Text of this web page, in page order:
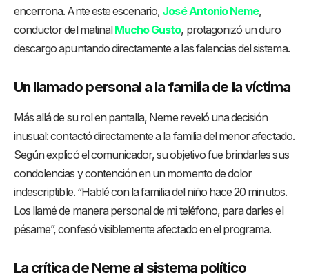
encerrona. Ante este escenario, José Antonio Neme,
conductor del matinalMucho Gusto, protagonizó un duro
descargo apuntando directamente a las falencias del sistema.
Un llamado personal a la familia de la víctima
Más allá de su rol en pantalla, Neme reveló una decisión
inusual: contactó directamente a la familia del menor afectado.
Según explicó el comunicador, su objetivo fue brindarles sus
condolencias y contención en un momento de dolor
indescriptible. “Hablé con la familia del niño hace 20 minutos.
Los llamé de manera personal de mi teléfono, para darles el
pésame”, confesó visiblemente afectado en el programa.
La crítica de Neme al sistema político